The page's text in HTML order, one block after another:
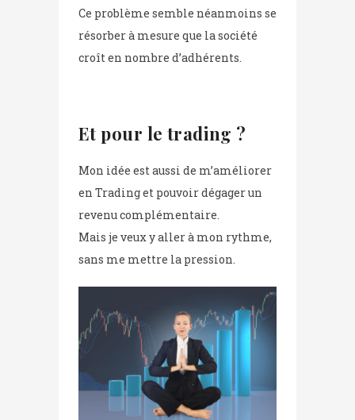
Ce problème semble néanmoins se
résorber à mesure que la société
croît en nombre d’adhérents.
Et pour le trading ?
Mon idée est aussi de m’améliorer
en Trading et pouvoir dégager un
revenu complémentaire.
Mais je veux y aller à mon rythme,
sans me mettre la pression.